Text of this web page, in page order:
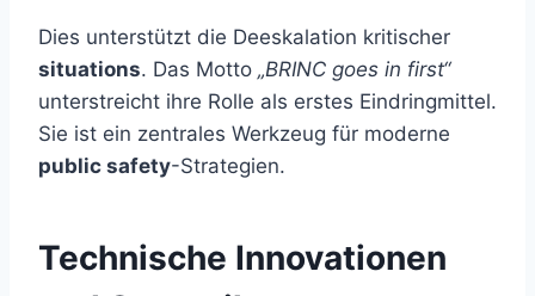
Dies unterstützt die Deeskalation kritischer
situations. Das Motto „BRINC goes in first“
unterstreicht ihre Rolle als erstes Eindringmittel.
Sie ist ein zentrales Werkzeug für moderne
public safety-Strategien.
Technische Innovationen